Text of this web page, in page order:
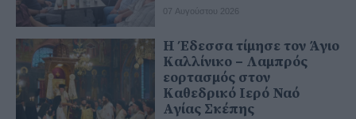
07 Αυγούστου 2026
Η Έδεσσα τίμησε τον Άγιο
Καλλίνικο – Λαμπρός
εορτασμός στον
Καθεδρικό Ιερό Ναό
Αγίας Σκέπης